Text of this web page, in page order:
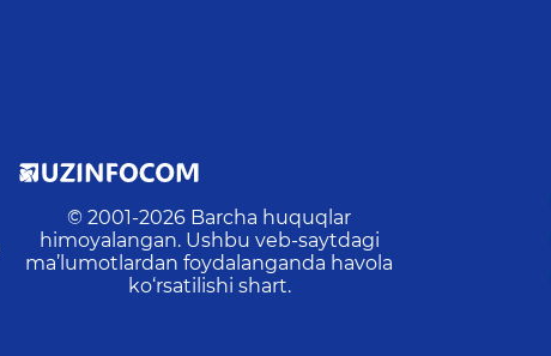
© 2001-2026 Barcha huquqlar
himoyalangan. Ushbu veb-saytdagi
ma’lumotlardan foydalanganda havola
ko‘rsatilishi shart.